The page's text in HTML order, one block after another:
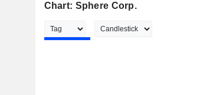
Chart: Sphere Corp.